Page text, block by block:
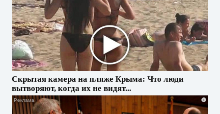
Скрытая камера на пляже Крыма: Что люди
вытворяют, когда их не видят...
i